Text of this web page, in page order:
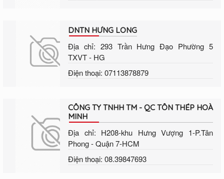
DNTN HƯNG LONG
Địa chỉ: 293 Trần Hưng Đạo Phường 5
TXVT - HG
Điện thoại: 07113878879
CÔNG TY TNHH TM - QC TÔN THÉP HOÀ
MINH
Địa chỉ: H208-khu Hưng Vượng 1-P.Tân
Phong - Quận 7-HCM
Điện thoại: 08.39847693